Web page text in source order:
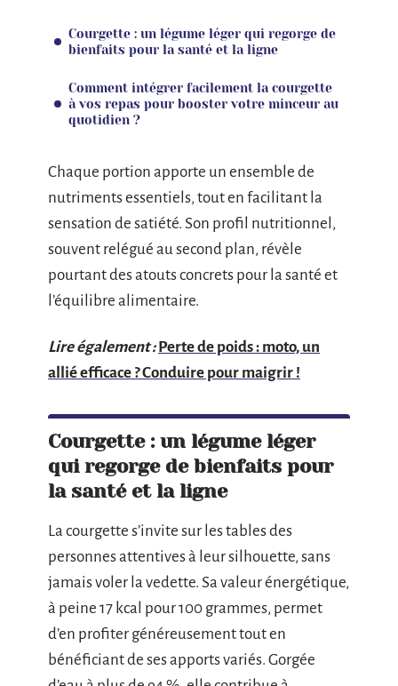
Courgette : un légume léger qui regorge de
bienfaits pour la santé et la ligne
Comment intégrer facilement la courgette
à vos repas pour booster votre minceur au
quotidien ?
Chaque portion apporte un ensemble de
nutriments essentiels, tout en facilitant la
sensation de satiété. Son profil nutritionnel,
souvent relégué au second plan, révèle
pourtant des atouts concrets pour la santé et
l’équilibre alimentaire.
Lire également : Perte de poids : moto, un
allié efficace ? Conduire pour maigrir !
Courgette : un légume léger
qui regorge de bienfaits pour
la santé et la ligne
La courgette s’invite sur les tables des
personnes attentives à leur silhouette, sans
jamais voler la vedette. Sa valeur énergétique,
à peine 17 kcal pour 100 grammes, permet
d’en profiter généreusement tout en
bénéficiant de ses apports variés. Gorgée